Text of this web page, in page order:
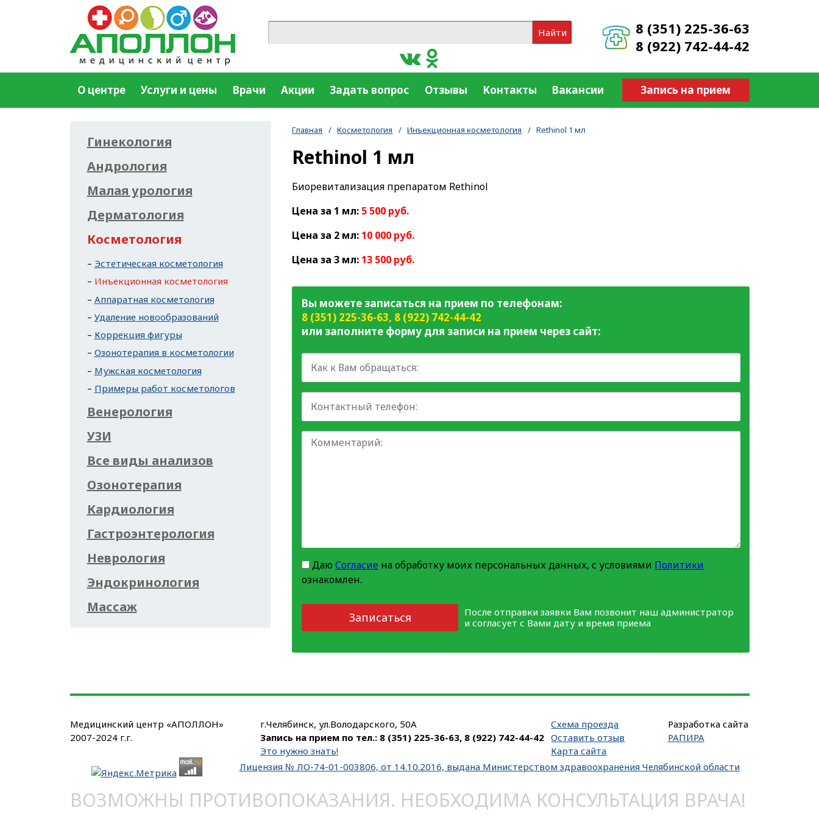
8 (351) 225-36-63
8 (922) 742-44-42
Найти
Запись на прием
О центре Услуги и цены Врачи Акции Задать вопрос Отзывы Контакты Вакансии
Главная / Косметология / Инъекционная косметология / Rethinol 1 мл
Rethinol 1 мл
Биоревитализация препаратом Rethinol
Цена за 1 мл: 5 500 руб.
Цена за 2 мл: 10 000 руб.
Цена за 3 мл: 13 500 руб.
Вы можете записаться на прием по телефонам:
8 (351) 225-36-63, 8 (922) 742-44-42
или заполните форму для записи на прием через сайт:
ДаюСогласие на обработку моих персональных данных, с условиями Политики
ознакомлен.
Записаться
После отправки заявки Вам позвонит наш администратор
и согласует с Вами дату и время приема
Гинекология
Андрология
Малая урология
Дерматология
Косметология
Эстетическая косметология
Инъекционная косметология
Аппаратная косметология
Удаление новообразований
Коррекция фигуры
Озонотерапия в косметологии
Мужская косметология
Примеры работ косметологов
Венерология
УЗИ
Все виды анализов
Озонотерапия
Кардиология
Гастроэнтерология
Неврология
Эндокринология
Массаж
Медицинский центр «АПОЛЛОН»
2007-2024 г.г.
г.Челябинск, ул.Володарского, 50А
Запись на прием по тел.: 8 (351) 225-36-63, 8 (922) 742-44-42
Это нужно знать!
Схема проезда
Оставить отзыв
Карта сайта
Лицензия № ЛО-74-01-003806, от 14.10.2016, выдана Министерством здравоохранения Челябинской области
ВОЗМОЖНЫ ПРОТИВОПОКАЗАНИЯ. НЕОБХОДИМА КОНСУЛЬТАЦИЯ ВРАЧА!
Разработка сайта
РАПИРА